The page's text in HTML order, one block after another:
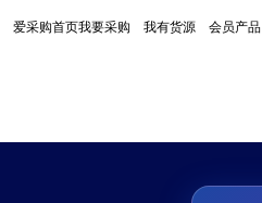
爱采购首页我要采购 我有货源 会员产品